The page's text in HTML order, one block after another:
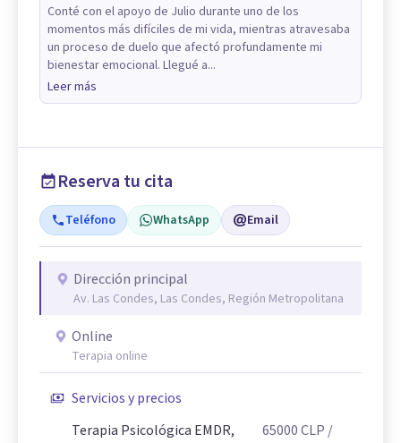
Conté con el apoyo de Julio durante uno de los
momentos más difíciles de mi vida, mientras atravesaba
un proceso de duelo que afectó profundamente mi
bienestar emocional. Llegué a...
Leer más
Reserva tu cita
Teléfono WhatsApp Email
Dirección principal
Av. Las Condes, Las Condes, Región Metropolitana
Online
Terapia online
Servicios y precios
Terapia Psicológica EMDR,
65000CLP /